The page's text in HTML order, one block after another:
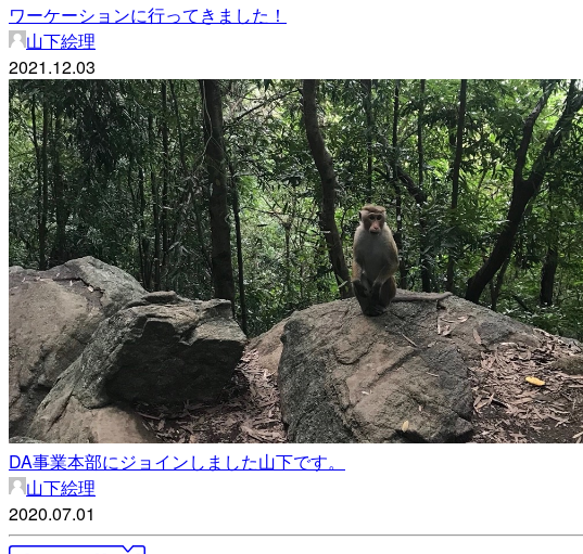
ワーケーションに行ってきました！
山下絵理
2021.12.03
DA事業本部にジョインしました山下です。
山下絵理
2020.07.01